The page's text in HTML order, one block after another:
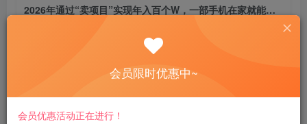
2026年通过“卖项目”实现年入百个W，一部手机在家就能做【揭秘】
8.8
免费
会员限时优惠中~
会员优惠活动正在进行！